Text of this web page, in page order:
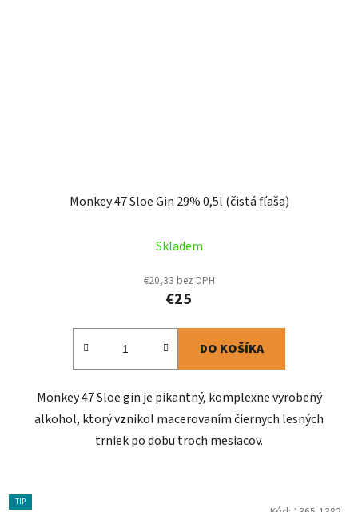
Monkey 47 Sloe Gin 29% 0,5l (čistá fľaša)
Skladem
€20,33 bez DPH
€25
DO KOŠÍKA
Monkey 47 Sloe gin je pikantný, komplexne vyrobený
alkohol, ktorý vznikol macerovaním čiernych lesných
trniek po dobu troch mesiacov.
TIP